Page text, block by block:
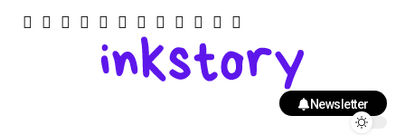
Newsletter